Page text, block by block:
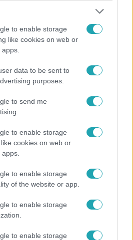
to enable storage
like cookies on web or
data to be sent to
purposes.
to send me
to enable storage
cookies on web or
to enable storage
of the website or app.
to enable storage
to enable storage
vádolják, hogy csak haknizik
kommentelő is támadta, hogy
húzni exe bántalmazó